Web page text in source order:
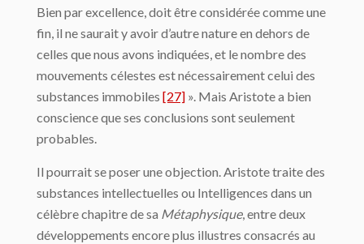
Bien par excellence, doit être considérée comme une
fin, il ne saurait y avoir d’autre nature en dehors de
celles que nous avons indiquées, et le nombre des
mouvements célestes est nécessairement celui des
substances immobiles [27] ». Mais Aristote a bien
conscience que ses conclusions sont seulement
probables.
Il pourrait se poser une objection. Aristote traite des
substances intellectuelles ou Intelligences dans un
célèbre chapitre de sa Métaphysique, entre deux
développements encore plus illustres consacrés au